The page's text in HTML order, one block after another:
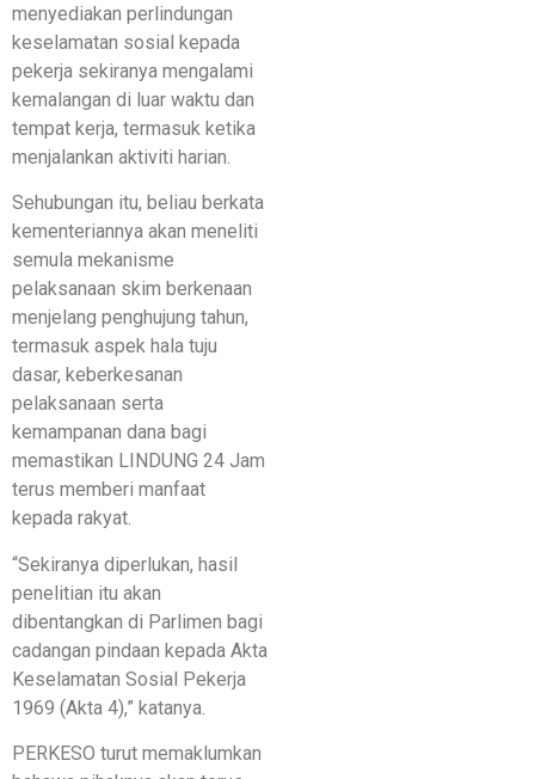
menyediakan perlindungan
keselamatan sosial kepada
pekerja sekiranya mengalami
kemalangan di luar waktu dan
tempat kerja, termasuk ketika
menjalankan aktiviti harian.
Sehubungan itu, beliau berkata
kementeriannya akan meneliti
semula mekanisme
pelaksanaan skim berkenaan
menjelang penghujung tahun,
termasuk aspek hala tuju
dasar, keberkesanan
pelaksanaan serta
kemampanan dana bagi
memastikan LINDUNG 24 Jam
terus memberi manfaat
kepada rakyat.
“Sekiranya diperlukan, hasil
penelitian itu akan
dibentangkan di Parlimen bagi
cadangan pindaan kepada Akta
Keselamatan Sosial Pekerja
1969 (Akta 4),” katanya.
PERKESO turut memaklumkan